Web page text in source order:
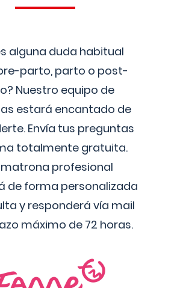
alguna duda habitual
parto, parto o post-
Nuestro equipo de
estará encantado de
Envía tus preguntas
totalmente gratuita.
matrona profesional
de forma personalizada
y responderá vía mail
máximo de 72 horas.